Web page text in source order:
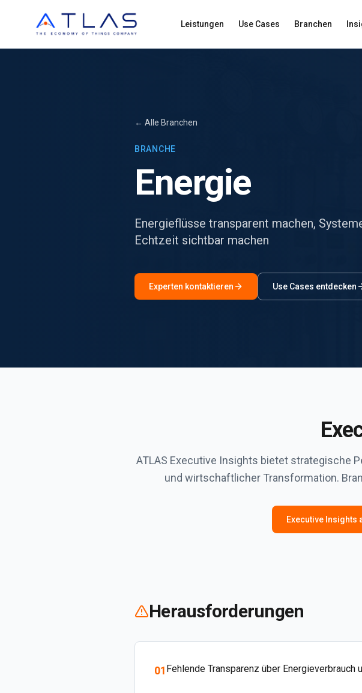
Leistungen Use Cases Branchen
← Alle Branchen
BRANCHE
Energie
Energieflüsse transparent machen,
Echtzeit sichtbar machen
Experten kontaktieren Use Cases entdecken
ATLAS Executive Insights bietet strategische
und wirtschaftlicher Transformation.
Executive Insights
Herausforderungen
01 Fehlende Transparenz über